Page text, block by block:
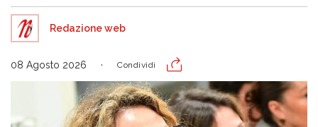
Redazione web
08 Agosto 2026 Condividi